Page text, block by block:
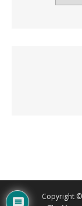
Copyright